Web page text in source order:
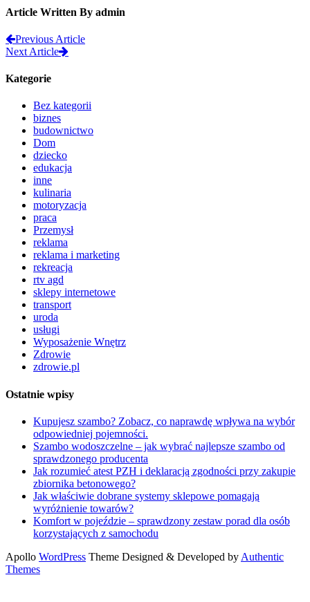
Article Written By admin
Previous Article
Next Article
Kategorie
Bez kategorii
biznes
budownictwo
Dom
dziecko
edukacja
inne
kulinaria
motoryzacja
praca
Przemysł
reklama
reklama i marketing
rekreacja
rtv agd
sklepy internetowe
transport
uroda
usługi
Wyposażenie Wnętrz
Zdrowie
zdrowie.pl
Ostatnie wpisy
Kupujesz szambo? Zobacz, co naprawdę wpływa na wybór
odpowiedniej pojemności.
Szambo wodoszczelne – jak wybrać najlepsze szambo od
sprawdzonego producenta
Jak rozumieć atest PZH i deklaracją zgodności przy zakupie
zbiornika betonowego?
Jak właściwie dobrane systemy sklepowe pomagają
wyróżnienie towarów?
Komfort w pojeździe – sprawdzony zestaw porad dla osób
korzystających z samochodu
Apollo WordPress Theme Designed & Developed by Authentic
Themes